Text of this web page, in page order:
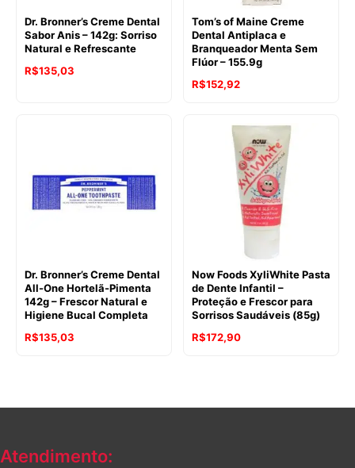
Dr. Bronner’s Creme Dental
Sabor Anis – 142g: Sorriso
Natural e Refrescante
R$135,03
Tom’s of Maine Creme
Dental Antiplaca e
Branqueador Menta Sem
Flúor – 155.9g
R$152,92
Dr. Bronner’s Creme Dental
All-One Hortelã-Pimenta
142g – Frescor Natural e
Higiene Bucal Completa
R$135,03
Now Foods XyliWhite Pasta
de Dente Infantil –
Proteção e Frescor para
Sorrisos Saudáveis (85g)
R$172,90
Atendimento: